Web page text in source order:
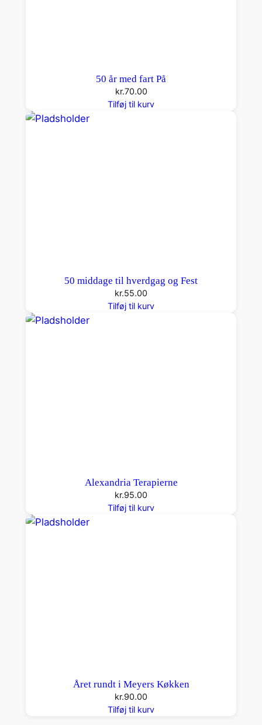
50 år med fart På
kr.70.00
Tilføj til kurv
50 middage til hverdgag og Fest
kr.55.00
Tilføj til kurv
Alexandria Terapierne
kr.95.00
Tilføj til kurv
Året rundt i Meyers Køkken
kr.90.00
Tilføj til kurv